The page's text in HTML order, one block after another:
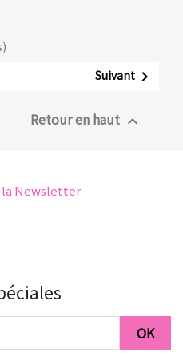
Suivant 
Retour en haut 
Newsletter